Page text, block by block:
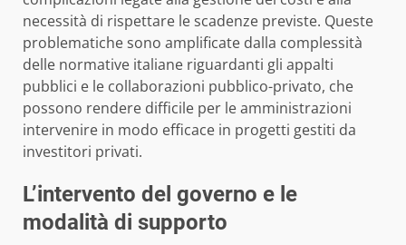
necessità di rispettare le scadenze previste. Queste
problematiche sono amplificate dalla complessità
delle normative italiane riguardanti gli appalti
pubblici e le collaborazioni pubblico-privato, che
possono rendere difficile per le amministrazioni
intervenire in modo efficace in progetti gestiti da
investitori privati.
L’intervento del governo e le
modalità di supporto